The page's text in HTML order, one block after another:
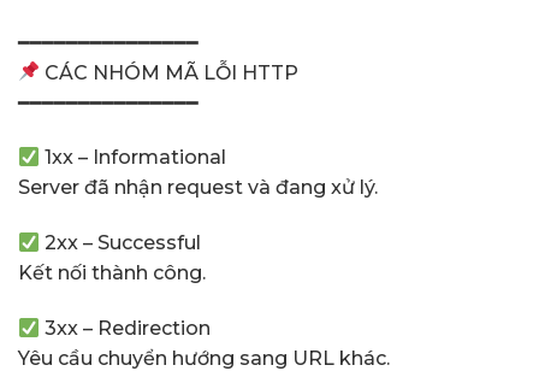
━━━━━━━━━━━━━━━
CÁC NHÓM MÃ LỖI HTTP
━━━━━━━━━━━━━━━
1xx – Informational
Server đã nhận request và đang xử lý.
2xx – Successful
Kết nối thành công.
3xx – Redirection
Yêu cầu chuyển hướng sang URL khác.